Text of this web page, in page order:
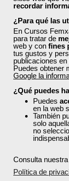
recordar
¿Para qué las
En Cursos
para tratar de
web y con fines
tus gustos y
publicaciones
Puedes obtener
Google la
¿Qué puedes
Puedes
en la web
También
solo
no
Consulta nuestra
Política de
-